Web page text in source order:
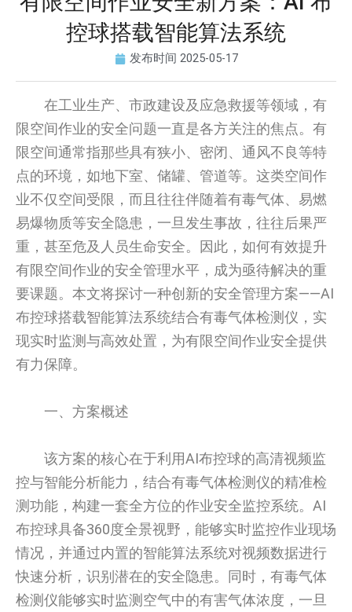
控球搭载智能算法系统
发布时间 2025-05-17
在工业生产、市政建设及应急救援等领域，有
限空间作业的安全问题一直是各方关注的焦点。有
限空间通常指那些具有狭小、密闭、通风不良等特
点的环境，如地下室、储罐、管道等。这类空间作
业不仅空间受限，而且往往伴随着有毒气体、易燃
易爆物质等安全隐患，一旦发生事故，往往后果严
重，甚至危及人员生命安全。因此，如何有效提升
有限空间作业的安全管理水平，成为亟待解决的重
要课题。本文将探讨一种创新的安全管理方案——AI
布控球搭载智能算法系统结合有毒气体检测仪，实
现实时监测与高效处置，为有限空间作业安全提供
有力保障。
一、方案概述
该方案的核心在于利用AI布控球的高清视频监
控与智能分析能力，结合有毒气体检测仪的精准检
测功能，构建一套全方位的作业安全监控系统。AI
布控球具备360度全景视野，能够实时监控作业现场
情况，并通过内置的智能算法系统对视频数据进行
快速分析，识别潜在的安全隐患。同时，有毒气体
检测仪能够实时监测空气中的有害气体浓度，一旦